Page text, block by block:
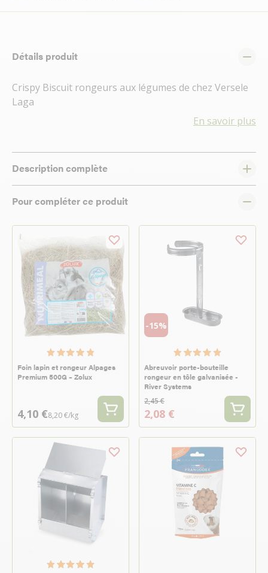
Détails produit
Crispy Biscuit rongeurs aux légumes de chez Versele
Laga
En savoir plus
Description complète
Pour compléter ce produit
Foin lapin et rongeur Alpages
Premium 500G – Zolux
4,10 €8,20 €/kg
-15%
Abreuvoir porte-bouteille
rongeur en tôle galvanisée -
River Systems
2,45 €
2,08 €